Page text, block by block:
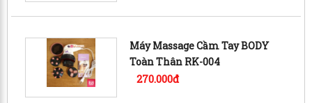
Máy Massage Cầm Tay BODY
Toàn Thân RK-004
270.000đ